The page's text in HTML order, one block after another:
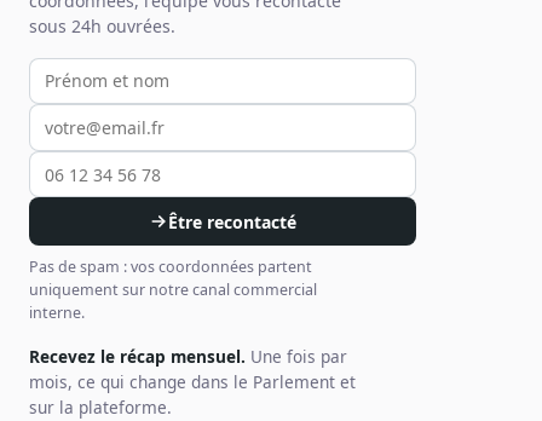
sous 24h ouvrées.
Votre prénom et nom
Votre email
Votre téléphone
Être recontacté
Pas de spam : vos coordonnées partent
uniquement sur notre canal commercial
interne.
Recevez le récap mensuel. Une fois par
mois, ce qui change dans le Parlement et
sur la plateforme.